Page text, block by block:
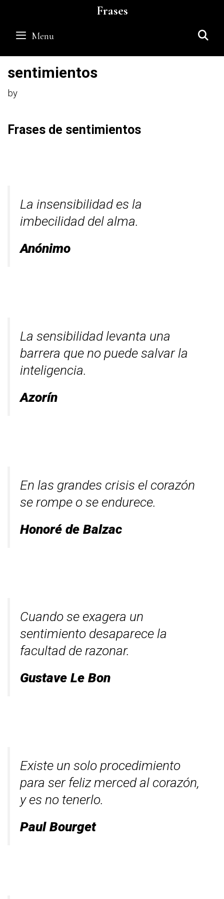
content
Frases
Menu
sentimientos
by
Frases de sentimientos
La insensibilidad es la
imbecilidad del alma.
Anónimo
La sensibilidad levanta una
barrera que no puede salvar la
inteligencia.
Azorín
En las grandes crisis el corazón
se rompe o se endurece.
Honoré de Balzac
Cuando se exagera un
sentimiento desaparece la
facultad de razonar.
Gustave Le Bon
Existe un solo procedimiento
para ser feliz merced al corazón,
y es no tenerlo.
Paul Bourget